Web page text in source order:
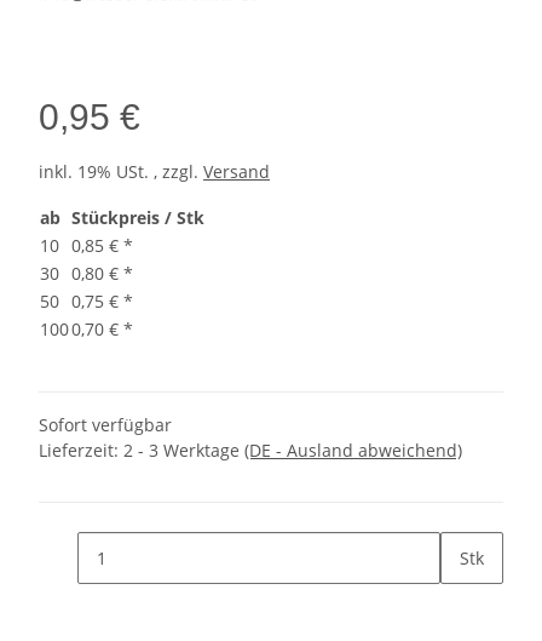
0,95 €
inkl. 19% USt. , zzgl. Versand
ab Stückpreis / Stk
10 0,85 € *
30 0,80 € *
50 0,75 € *
1000,70 € *
Sofort verfügbar
Lieferzeit: 2 - 3 Werktage (DE - Ausland abweichend)
Stk